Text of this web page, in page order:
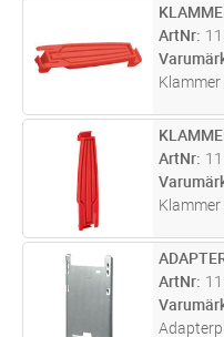
ST
ArtNr
ST
ArtNr
ST
ArtNr